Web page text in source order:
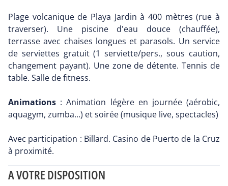
Plage volcanique de Playa Jardin à 400 mètres (rue à
traverser). Une piscine d'eau douce (chauffée),
terrasse avec chaises longues et parasols. Un service
de serviettes gratuit (1 serviette/pers., sous caution,
changement payant). Une zone de détente. Tennis de
table. Salle de fitness.
Animations : Animation légère en journée (aérobic,
aquagym, zumba...) et soirée (musique live, spectacles)
Avec participation : Billard. Casino de Puerto de la Cruz
à proximité.
A VOTRE DISPOSITION